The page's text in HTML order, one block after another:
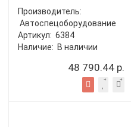
Производитель:
Автоспецоборудование
Артикул: 6384
Наличие: В наличии
48 790.44 р.